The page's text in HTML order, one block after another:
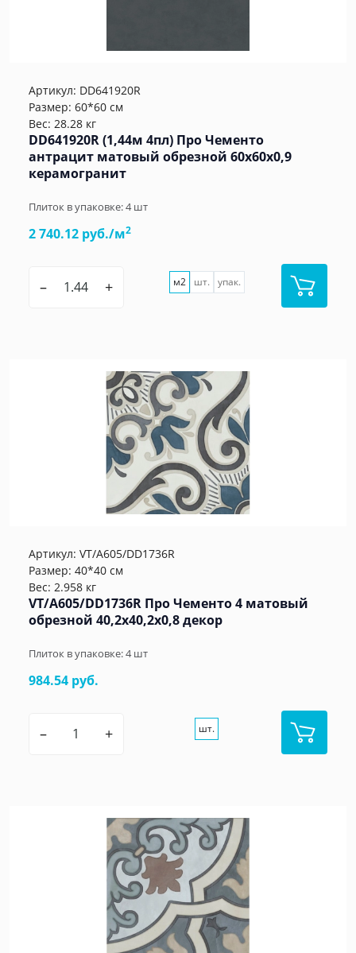
Артикул: DD641920R
Размер: 60*60 см
Вес: 28.28 кг
DD641920R (1,44м 4пл) Про Чементо
антрацит матовый обрезной 60x60x0,9
керамогранит
Плиток в упаковке:4шт
2 740.12 руб./м2
– + м2 шт. упак.
Артикул: VT/A605/DD1736R
Размер: 40*40 см
Вес: 2.958 кг
VT/A605/DD1736R Про Чементо 4 матовый
обрезной 40,2x40,2x0,8 декор
Плиток в упаковке:4шт
984.54 руб.
– + шт.